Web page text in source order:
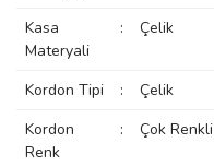
Kasa
Materyali
: Çelik
Kordon Tipi :
Çelik
Kordon
Renk
: Çok Renkli